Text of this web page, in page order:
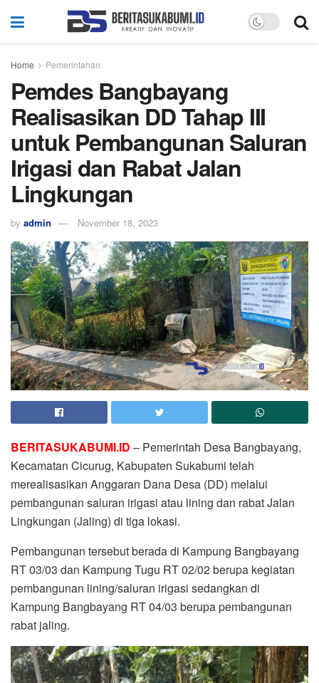
Home Pemerintahan
Pemdes Bangbayang
Realisasikan DD Tahap III
untuk Pembangunan Saluran
Irigasi dan Rabat Jalan
Lingkungan
by admin November 18, 2023
BERITASUKABUMI.ID – Pemerintah Desa Bangbayang,
Kecamatan Cicurug, Kabupaten Sukabumi telah
merealisasikan Anggaran Dana Desa (DD) melalui
pembangunan saluran irigasi atau lining dan rabat Jalan
Lingkungan (Jaling) di tiga lokasi.
Pembangunan tersebut berada di Kampung Bangbayang
RT 03/03 dan Kampung Tugu RT 02/02 berupa kegiatan
pembangunan lining/saluran irigasi sedangkan di
Kampung Bangbayang RT 04/03 berupa pembangunan
rabat jaling.